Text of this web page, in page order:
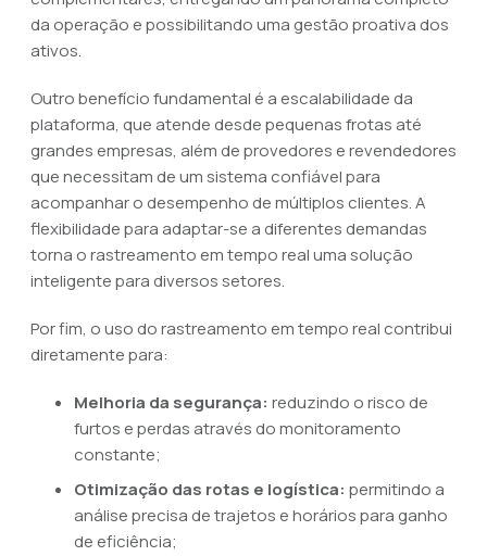
da operação e possibilitando uma gestão proativa dos
ativos.
Outro benefício fundamental é a escalabilidade da
plataforma, que atende desde pequenas frotas até
grandes empresas, além de provedores e revendedores
que necessitam de um sistema confiável para
acompanhar o desempenho de múltiplos clientes. A
flexibilidade para adaptar-se a diferentes demandas
torna o rastreamento em tempo real uma solução
inteligente para diversos setores.
Por fim, o uso do rastreamento em tempo real contribui
diretamente para:
Melhoria da segurança: reduzindo o risco de
furtos e perdas através do monitoramento
constante;
Otimização das rotas e logística: permitindo a
análise precisa de trajetos e horários para ganho
de eficiência;